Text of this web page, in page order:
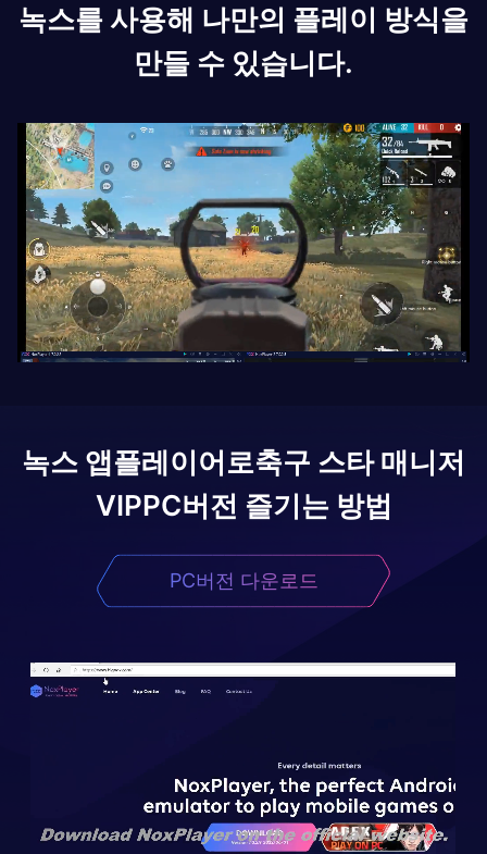
녹스를 사용해 나만의 플레이 방식을
만들 수 있습니다.
녹스 앱플레이어로축구 스타 매니저
VIPPC버전 즐기는 방법
PC버전 다운로드